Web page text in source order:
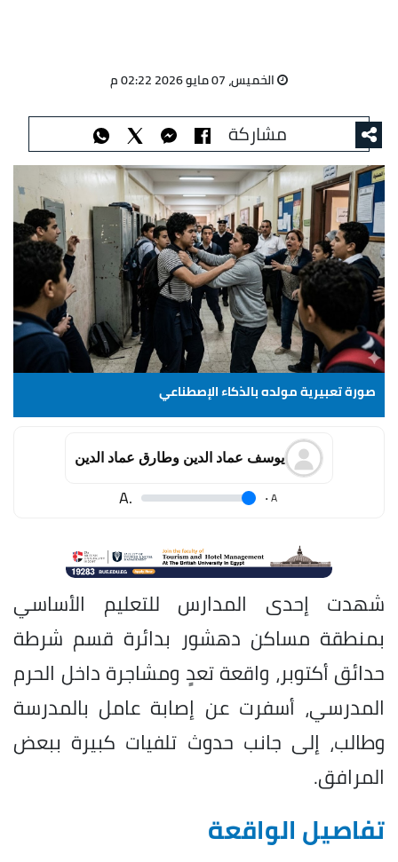
الخميس، 07 مايو 2026 02:22 م
مشاركة
صورة تعبيرية مولده بالذكاء الإصطناعي
يوسف عماد الدين وطارق عماد الدين
A
.
.A
شهدت إحدى المدارس للتعليم الأساسي
بمنطقة مساكن دهشور بدائرة قسم شرطة
حدائق أكتوبر، واقعة تعدٍ ومشاجرة داخل الحرم
المدرسي، أسفرت عن إصابة عامل بالمدرسة
وطالب، إلى جانب حدوث تلفيات كبيرة ببعض
المرافق.
تفاصيل الواقعة